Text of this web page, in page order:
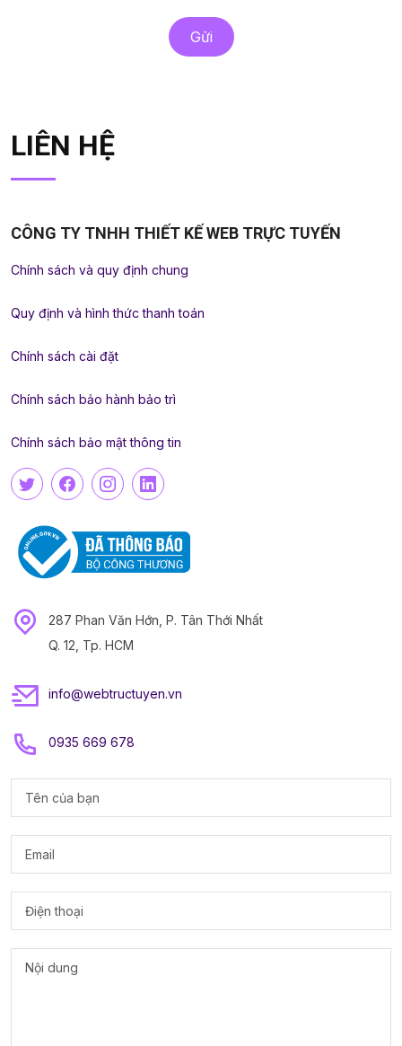
Gửi
LIÊN HỆ
CÔNG TY TNHH THIẾT KẾ WEB TRỰC TUYẾN
Chính sách và quy định chung
Quy định và hình thức thanh toán
Chính sách cài đặt
Chính sách bảo hành bảo trì
Chính sách bảo mật thông tin
287 Phan Văn Hớn, P. Tân Thới Nhất
Q. 12, Tp. HCM
info@webtructuyen.vn
0935 669 678